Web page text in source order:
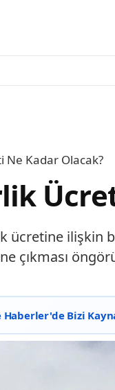
Ne Kadar Olacak?
ücretine
çıkması
Bizi